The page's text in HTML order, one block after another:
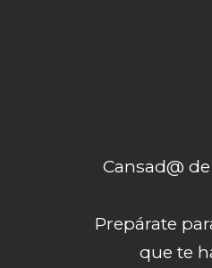
Cansad@
Prepárate
que te